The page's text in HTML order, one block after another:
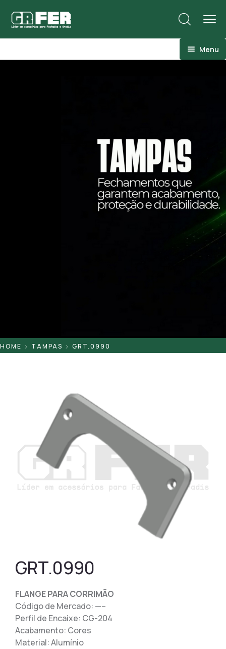
Menu
HOME TAMPAS GRT.0990
GRT.0990
FLANGE PARA CORRIMÃO
Código de Mercado: —–
Perfil de Encaixe: CG-204
Acabamento: Cores
Material: Alumínio